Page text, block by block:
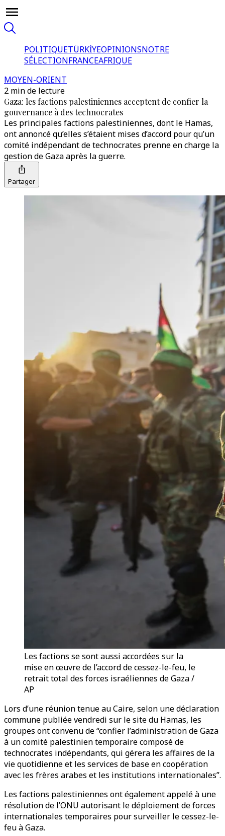
POLITIQUETÜRKİYEOPINIONSNOTRE
SÉLECTIONFRANCEAFRIQUE
MOYEN-ORIENT
2 min de lecture
Gaza: les factions palestiniennes acceptent de confier la
gouvernance à des technocrates
Les principales factions palestiniennes, dont le Hamas,
ont annoncé qu’elles s’étaient mises d’accord pour qu’un
comité indépendant de technocrates prenne en charge la
gestion de Gaza après la guerre.
Partager
Les factions se sont aussi accordées sur la
mise en œuvre de l’accord de cessez-le-feu, le
retrait total des forces israéliennes de Gaza /
AP
Lors d’une réunion tenue au Caire, selon une déclaration
commune publiée vendredi sur le site du Hamas, les
groupes ont convenu de “confier l’administration de Gaza
à un comité palestinien temporaire composé de
technocrates indépendants, qui gérera les affaires de la
vie quotidienne et les services de base en coopération
avec les frères arabes et les institutions internationales”.
Les factions palestiniennes ont également appelé à une
résolution de l’ONU autorisant le déploiement de forces
internationales temporaires pour surveiller le cessez-le-
feu à Gaza.